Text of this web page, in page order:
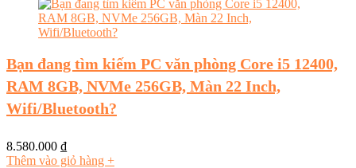
Bạn đang tìm kiếm PC văn phòng Core i5 12400,
RAM 8GB, NVMe 256GB, Màn 22 Inch,
Wifi/Bluetooth?
8.580.000 ₫
Thêm vào giỏ hàng +